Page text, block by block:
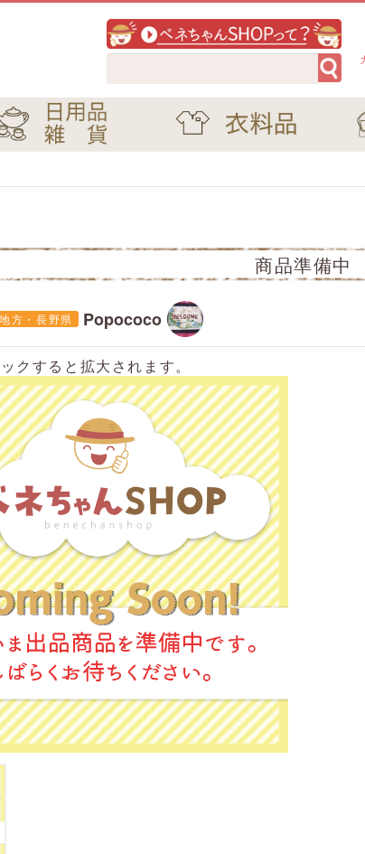
商品準備中
方・長野県 Popococo
クすると拡大されます。